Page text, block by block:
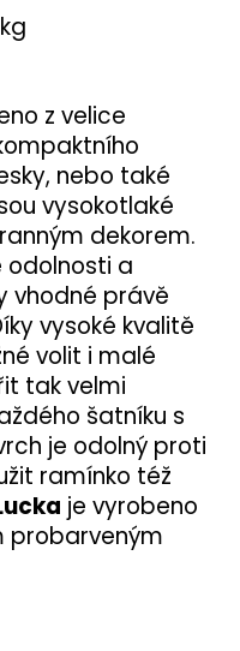
z velice
nebo také
vysokotlaké
dekorem.
odolnosti a
vhodné právě
vysoké kvalitě
volit i malé
tak velmi
šatníku s
je odolný proti
ramínko též
je vyrobeno
probarveným